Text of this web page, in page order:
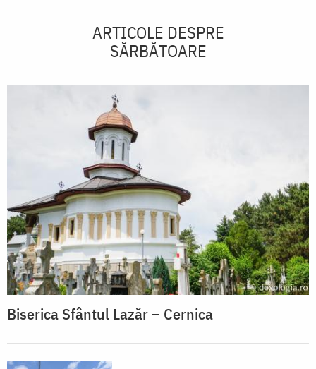
ARTICOLE DESPRE
SĂRBĂTOARE
Biserica Sfântul Lazăr – Cernica